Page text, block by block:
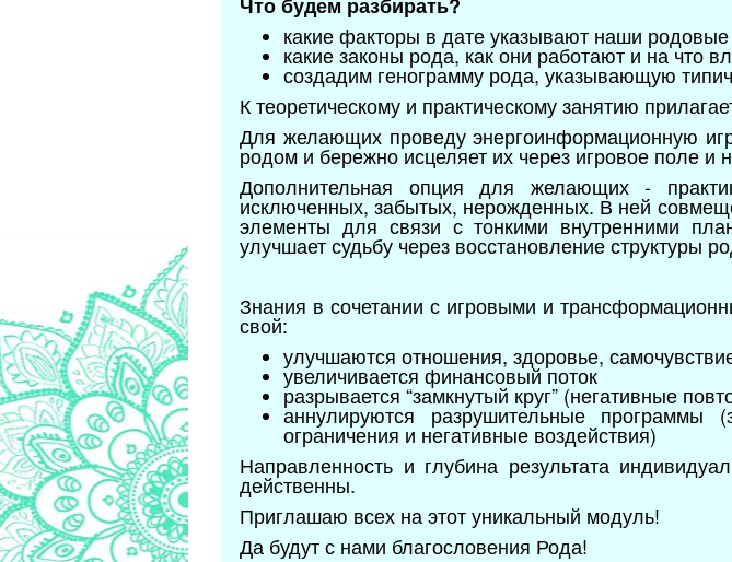
какие факторы в дате указывают наши родовые
какие законы рода, как они работают и на что
создадим генограмму рода, указывающую
К теоретическому и практическому занятию
Для желающих проведу энергоинформационную
родом и бережно исцеляет их через игровое поле и
Дополнительная опция для желающих -
исключенных, забытых, нерожденных. В ней
элементы для связи с тонкими внутренними
улучшает судьбу через восстановление структуры
Знания в сочетании с игровыми и
свой:
улучшаются отношения, здоровье,
увеличивается финансовый поток
разрывается “замкнутый круг” (негативные
аннулируются разрушительные программы
ограничения и негативные воздействия)
Направленность и глубина результата
действенны.
Приглашаю всех на этот уникальный модуль!
Да будут с нами благословения Рода!